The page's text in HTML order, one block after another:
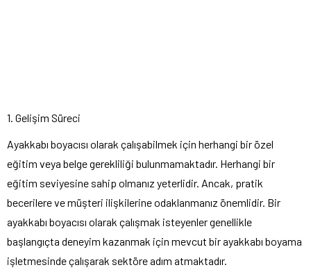
1. Gelişim Süreci
Ayakkabı boyacısı olarak çalışabilmek için herhangi bir özel
eğitim veya belge gerekliliği bulunmamaktadır. Herhangi bir
eğitim seviyesine sahip olmanız yeterlidir. Ancak, pratik
becerilere ve müşteri ilişkilerine odaklanmanız önemlidir. Bir
ayakkabı boyacısı olarak çalışmak isteyenler genellikle
başlangıçta deneyim kazanmak için mevcut bir ayakkabı boyama
işletmesinde çalışarak sektöre adım atmaktadır.